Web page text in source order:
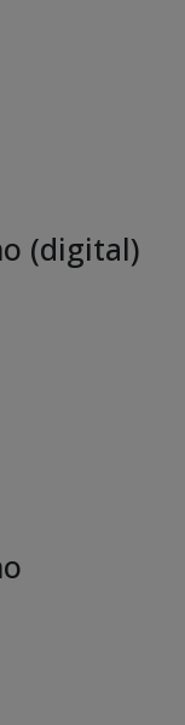
(digital)